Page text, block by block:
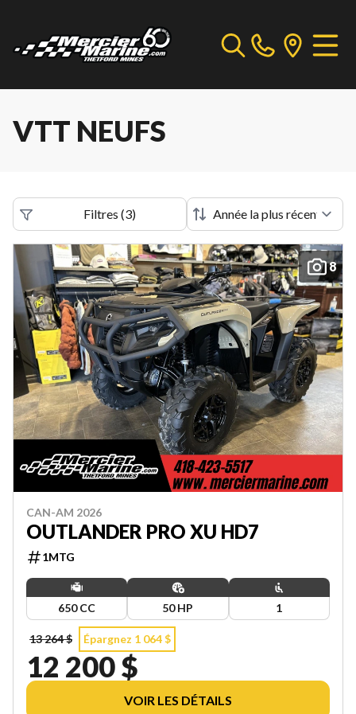
VTT NEUFS
Filtres (3)
8
CAN-AM 2026
OUTLANDER PRO XU HD7
1MTG
650 CC 50 HP 1
13 264 $ Épargnez 1 064 $
12 200 $
VOIR LES DÉTAILS